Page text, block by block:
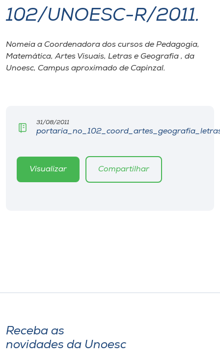
I.nova
Diplomados
Biblioteca
Editora
102/UNOESC-R/2011.
Nomeia a Coordenadora dos cursos de Pedagogia,
Matemática, Artes Visuais, Letras e Geografia , da
Unoesc, Campus aproximado de Capinzal.
31/08/2011
Visualizar Compartilhar
Receba as
novidades da Unoesc